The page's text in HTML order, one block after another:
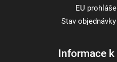
EU
Stav
Informace